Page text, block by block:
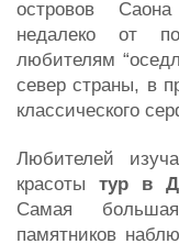
островов
недалеко от
любителям
север страны, в
классического
Любителей
красоты тур в
Самая большая
памятников